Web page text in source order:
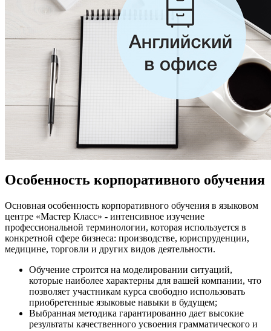
Особенность корпоративного обучения
Основная особенность корпоративного обучения в языковом
центре «Мастер Класс» - интенсивное изучение
профессиональной терминологии, которая используется в
конкретной сфере бизнеса: производстве, юриспруденции,
медицине, торговли и других видов деятельности.
Обучение строится на моделировании ситуаций,
которые наиболее характерны для вашей компании, что
позволяет участникам курса свободно использовать
приобретенные языковые навыки в будущем;
Выбранная методика гарантированно дает высокие
результаты качественного усвоения грамматического и